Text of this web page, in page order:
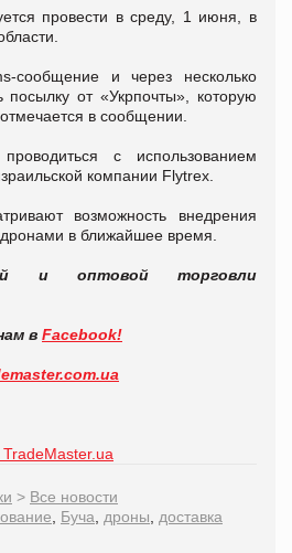
провести в среду, 1 июня, в
сообщение и через несколько
посылку от «Укрпочты», которую
в сообщении.
с использованием
компании Flytrex.
возможность внедрения
дронами в ближайшее время.
и оптовой торговли
в Facebook!
TradeMaster.ua
> Все новости
Буча дроны
доставка